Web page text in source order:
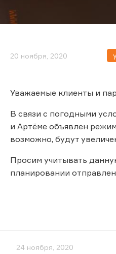
20 ноября, 2020
Уважаемые клиенты и
В связи с погодными
и Артёме объявлен
возможно, будут
Просим учитывать
планировании
24 ноября, 2020